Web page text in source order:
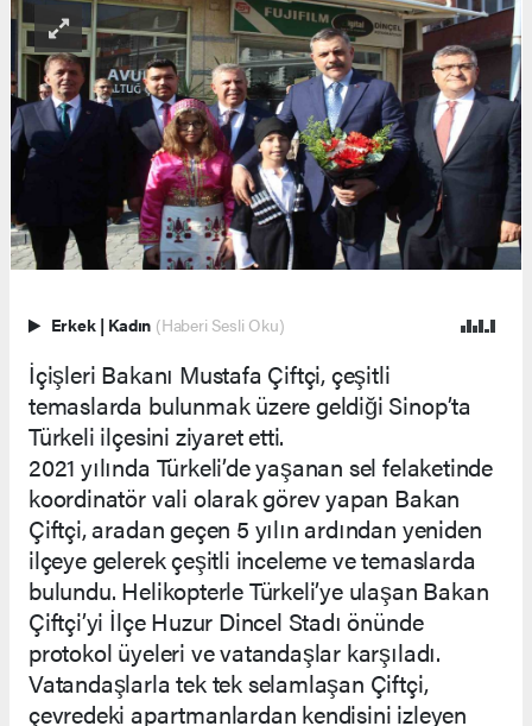
Erkek | Kadın (Haberi Sesli Oku)
İçişleri Bakanı Mustafa Çiftçi, çeşitli
temaslarda bulunmak üzere geldiği Sinop’ta
Türkeli ilçesini ziyaret etti.
2021 yılında Türkeli’de yaşanan sel felaketinde
koordinatör vali olarak görev yapan Bakan
Çiftçi, aradan geçen 5 yılın ardından yeniden
ilçeye gelerek çeşitli inceleme ve temaslarda
bulundu. Helikopterle Türkeli’ye ulaşan Bakan
Çiftçi’yi İlçe Huzur Dincel Stadı önünde
protokol üyeleri ve vatandaşlar karşıladı.
Vatandaşlarla tek tek selamlaşan Çiftçi,
çevredeki apartmanlardan kendisini izleyen